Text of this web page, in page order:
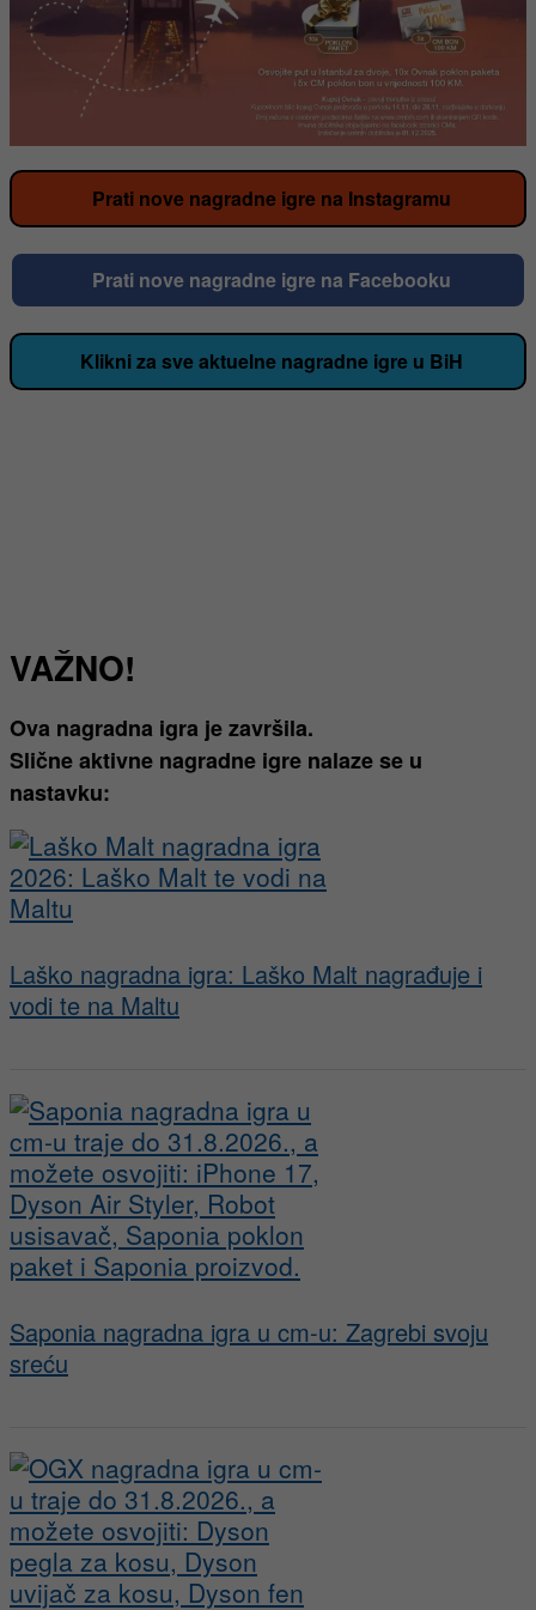
Prati nove nagradne igre na Instagramu
Prati nove nagradne igre na Facebooku
Klikni za sve aktuelne nagradne igre u BiH
VAŽNO!
Ova nagradna igra je završila.
Slične aktivne nagradne igre nalaze se u
nastavku:
Laško nagradna igra: Laško Malt nagrađuje i
vodi te na Maltu
Saponia nagradna igra u cm-u: Zagrebi svoju
sreću